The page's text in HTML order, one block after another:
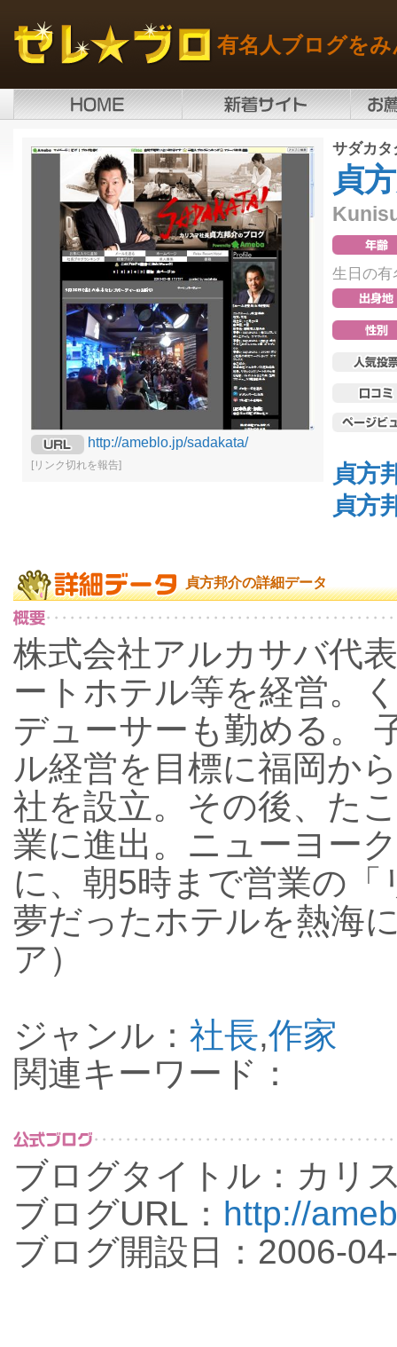
有名人ブログを
http://ameblo.jp/sadakata/
[リンク切れを報告]
サダカタ
貞
生日の有
貞方
貞方
貞方邦介の詳細データ
株式会社アルカサバ代
ートホテル等を経営。
デューサーも勤める。
ル経営を目標に福岡か
社を設立。その後、た
業に進出。ニューヨー
に、朝5時まで営業の
夢だったホテルを熱海
ア）
ジャンル： 社長,作家
関連キーワード：
ブログタイトル：カリ
ブログURL： http://
ブログ開設日：2006-